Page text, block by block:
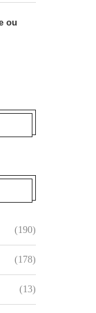
ou
(190)
(178)
(13)